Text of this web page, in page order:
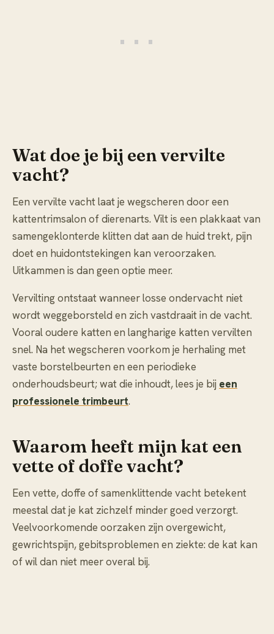
Wat doe je bij een vervilte
vacht?
Een vervilte vacht laat je wegscheren door een
kattentrimsalon of dierenarts. Vilt is een plakkaat van
samengeklonterde klitten dat aan de huid trekt, pijn
doet en huidontstekingen kan veroorzaken.
Uitkammen is dan geen optie meer.
Vervilting ontstaat wanneer losse ondervacht niet
wordt weggeborsteld en zich vastdraait in de vacht.
Vooral oudere katten en langharige katten vervilten
snel. Na het wegscheren voorkom je herhaling met
vaste borstelbeurten en een periodieke
onderhoudsbeurt; wat die inhoudt, lees je bij een
professionele trimbeurt.
Waarom heeft mijn kat een
vette of doffe vacht?
Een vette, doffe of samenklittende vacht betekent
meestal dat je kat zichzelf minder goed verzorgt.
Veelvoorkomende oorzaken zijn overgewicht,
gewrichtspijn, gebitsproblemen en ziekte: de kat kan
of wil dan niet meer overal bij.